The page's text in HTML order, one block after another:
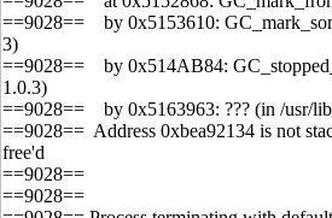
==9028== by 0x5153610:
3)
==9028== by 0x514AB84:
1.0.3)
==9028== by 0x5163963: ??? (in /usr/
==9028== Address 0xbea92134 is not
free'd
==9028==
==9028==